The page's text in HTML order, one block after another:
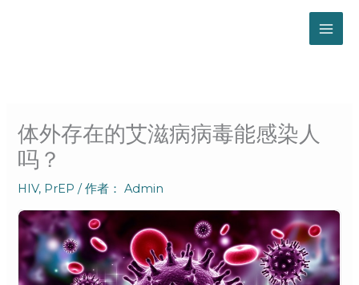
体外存在的艾滋病病毒能感染人
吗？
HIV, PrEP / 作者： Admin